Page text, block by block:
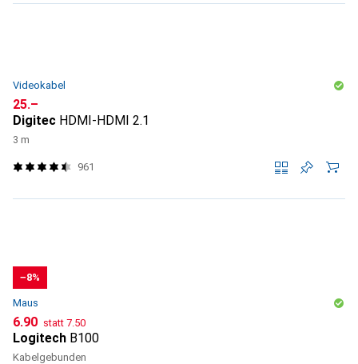
Videokabel
CHF
25.–
Digitec HDMI-HDMI 2.1
3 m
961
−8%
Maus
CHF
6.90 statt CHF
7.50
Logitech B100
Kabelgebunden